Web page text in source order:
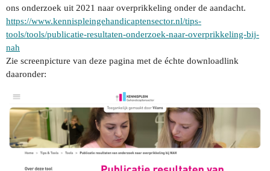
ons onderzoek uit 2021 naar overprikkeling onder de aandacht.
https://www.kennispleingehandicaptensector.nl/tips-
tools/tools/publicatie-resultaten-onderzoek-naar-overprikkeling-bij-
nah
Zie screenpicture van deze pagina met de échte downloadlink
daaronder: